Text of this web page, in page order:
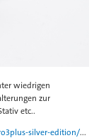
wiedrigen
zur
etc..